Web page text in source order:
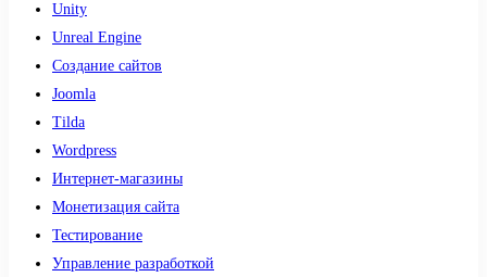
Unity
Unreal Engine
Создание сайтов
Joomla
Tilda
Wordpress
Интернет-магазины
Монетизация сайта
Тестирование
Управление разработкой